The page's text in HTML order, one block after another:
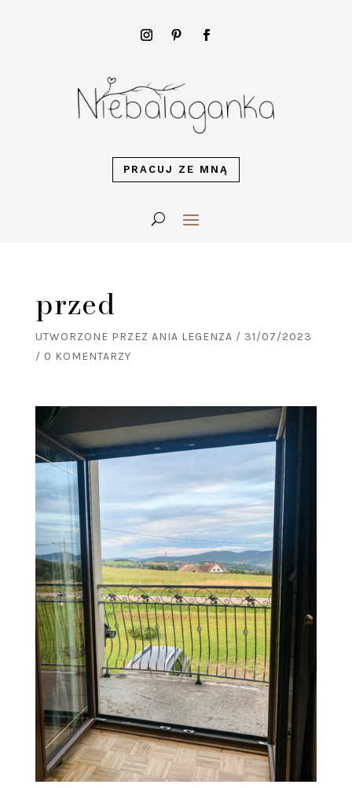
PRACUJ ZE MNĄ
przed
UTWORZONE PRZEZ ANIA LEGENZA / 31/07/2023
/ 0 KOMENTARZY